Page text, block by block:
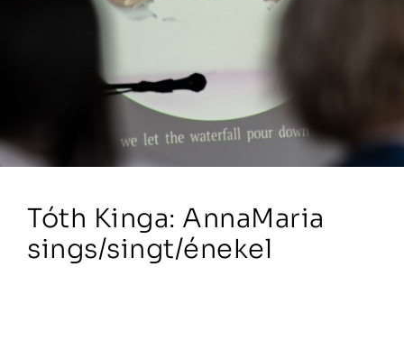
Tóth Kinga: AnnaMaria
sings/singt/énekel